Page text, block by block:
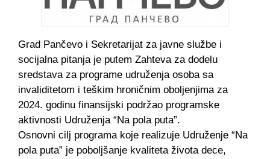
Grad Pančevo i Sekretarijat za javne službe i
socijalna pitanja je putem Zahteva za dodelu
sredstava za programe udruženja osoba sa
invaliditetom i teškim hroničnim oboljenjima za
2024. godinu finansijski podržao programske
aktivnosti Udruženja “Na pola puta”.
Osnovni cilj programa koje realizuje Udruženje “Na
pola puta” je poboljšanje kvaliteta života dece,